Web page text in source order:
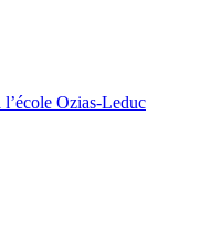
Ozias-Leduc